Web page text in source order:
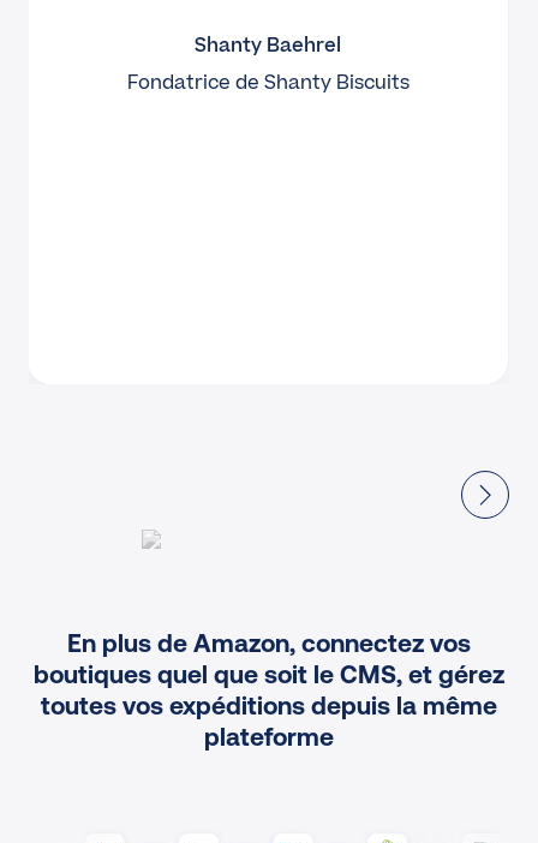
Shanty Baehrel
Fondatrice de Shanty Biscuits
En plus de Amazon, connectez vos
boutiques quel que soit le CMS, et gérez
toutes vos expéditions depuis la même
plateforme